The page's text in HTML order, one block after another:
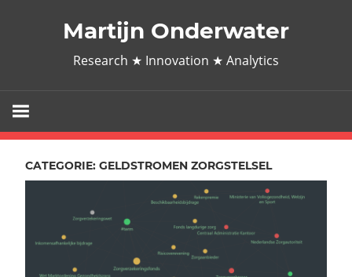
Martijn Onderwater
Research ★ Innovation ★ Analytics
CATEGORIE: GELDSTROMEN ZORGSTELSEL